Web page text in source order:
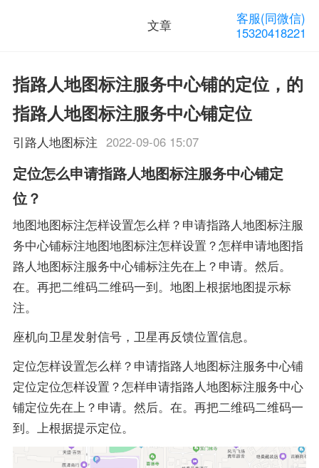
文章
客服(同微信)
15320418221
指路人地图标注服务中心铺的定位，的
指路人地图标注服务中心铺定位
引路人地图标注 2022-09-06 15:07
定位怎么申请指路人地图标注服务中心铺定
位？
地图地图标注怎样设置怎么样？申请指路人地图标注服
务中心铺标注地图地图标注怎样设置？怎样申请地图指
路人地图标注服务中心铺标注先在上？申请。然后。
在。再把二维码二维码一到。地图上根据地图提示标
注。
座机向卫星发射信号，卫星再反馈位置信息。
定位怎样设置怎么样？申请指路人地图标注服务中心铺
定位定位怎样设置？怎样申请指路人地图标注服务中心
铺定位先在上？申请。然后。在。再把二维码二维码一
到。上根据提示定位。